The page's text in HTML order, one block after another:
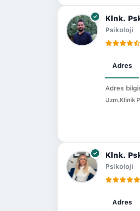
Klnk.
Psikoloji
Adres
Adres
Uzm.Klinik
Klnk.
Psikoloji
Adres